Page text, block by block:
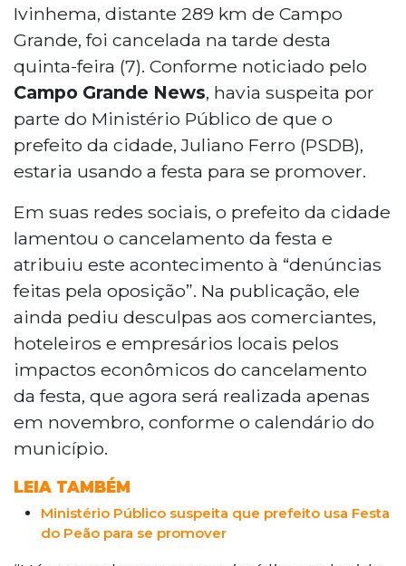
Ivinhema, distante 289 km de Campo
Grande, foi cancelada na tarde desta
quinta-feira (7). Conforme noticiado pelo
Campo Grande News, havia suspeita por
parte do Ministério Público de que o
prefeito da cidade, Juliano Ferro (PSDB),
estaria usando a festa para se promover.
Em suas redes sociais, o prefeito da cidade
lamentou o cancelamento da festa e
atribuiu este acontecimento à “denúncias
feitas pela oposição”. Na publicação, ele
ainda pediu desculpas aos comerciantes,
hoteleiros e empresários locais pelos
impactos econômicos do cancelamento
da festa, que agora será realizada apenas
em novembro, conforme o calendário do
município.
LEIA TAMBÉM
Ministério Público suspeita que prefeito usa Festa
do Peão para se promover